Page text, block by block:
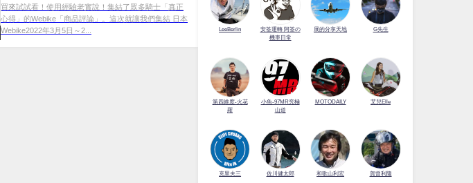
買來試試看！使用經驗老實說！集結了眾多騎士「真正
心得」的Webike「商品評論」。這次就讓我們集結 日本
Webike2022年3月5日～2...
LeeBerlin
安筌運轉 阿筌の
機車日常
展的分享天地 G先生
第四維度-火花
羅
小魚-97MR究極
山道
MOTODAILY 艾兒Elle
克里夫三 佐川健太郎 和歌山利宏 賀曾利隆